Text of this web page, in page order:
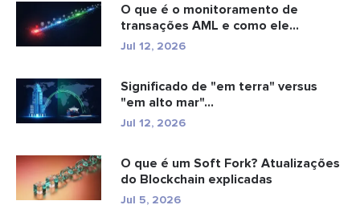
O que é o monitoramento de
transações AML e como ele
funciona?
Jul 12, 2026
Significado de "em terra" versus
"em alto mar"...
Jul 12, 2026
O que é um Soft Fork? Atualizações
do Blockchain explicadas
Jul 5, 2026